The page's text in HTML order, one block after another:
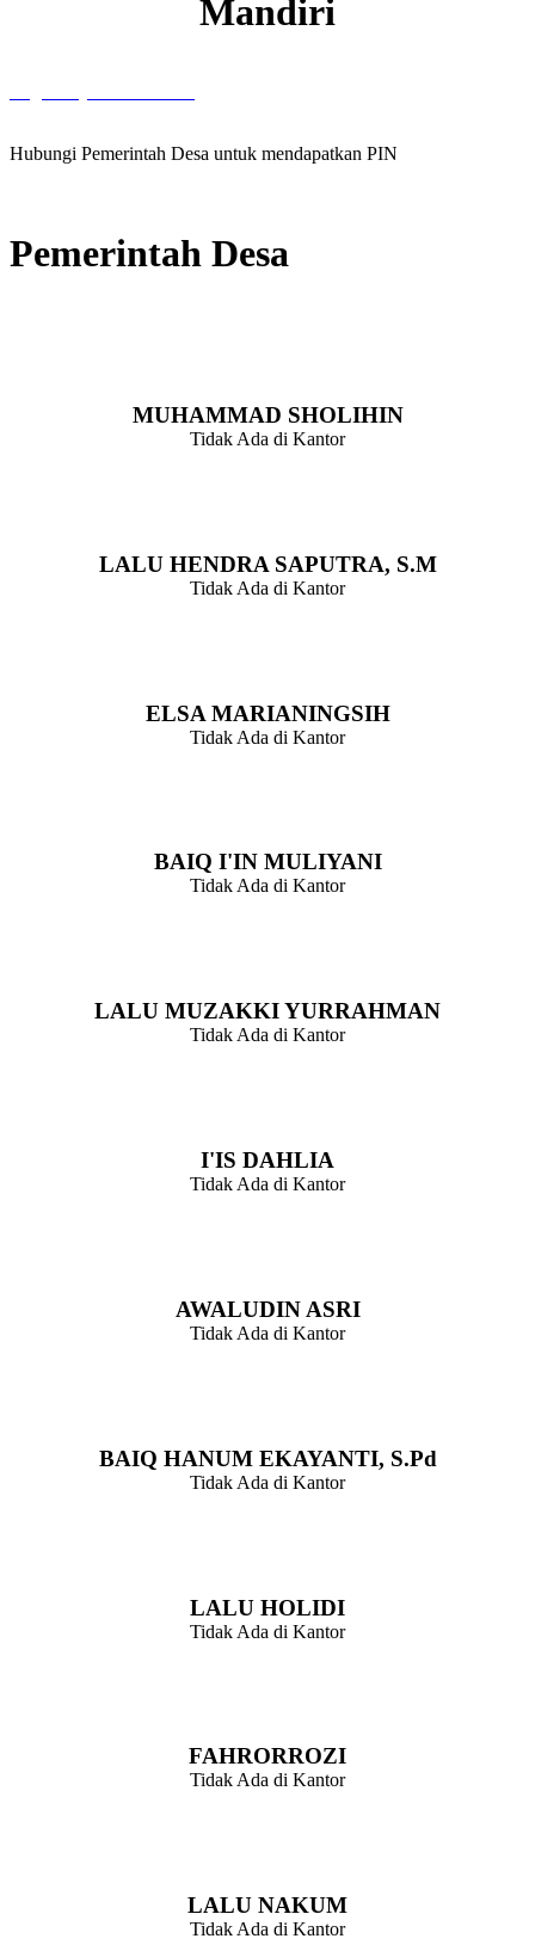
Mandiri
Hubungi Pemerintah Desa untuk mendapatkan PIN
Pemerintah Desa
MUHAMMAD SHOLIHIN
Tidak Ada di Kantor
LALU HENDRA SAPUTRA, S.M
Tidak Ada di Kantor
ELSA MARIANINGSIH
Tidak Ada di Kantor
BAIQ I'IN MULIYANI
Tidak Ada di Kantor
LALU MUZAKKI YURRAHMAN
Tidak Ada di Kantor
I'IS DAHLIA
Tidak Ada di Kantor
AWALUDIN ASRI
Tidak Ada di Kantor
BAIQ HANUM EKAYANTI, S.Pd
Tidak Ada di Kantor
LALU HOLIDI
Tidak Ada di Kantor
FAHRORROZI
Tidak Ada di Kantor
LALU NAKUM
Tidak Ada di Kantor